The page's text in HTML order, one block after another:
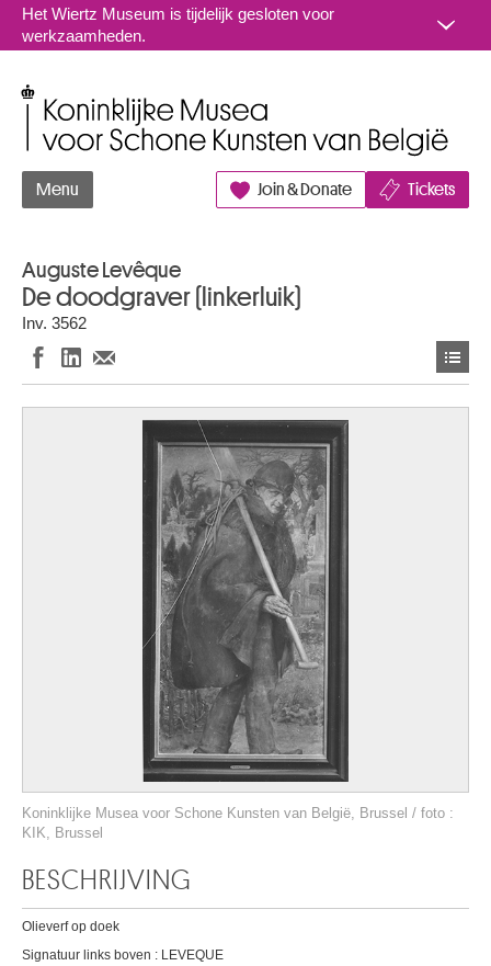
Naar inhoud
Het Wiertz Museum is tijdelijk gesloten voor
werkzaamheden.
Menu Join & Donate Tickets
Auguste Levêque
De doodgraver (linkerluik)
Inv. 3562
Koninklijke Musea voor Schone Kunsten van België, Brussel / foto :
KIK, Brussel
BESCHRIJVING
Olieverf op doek
Signatuur links boven : LEVEQUE